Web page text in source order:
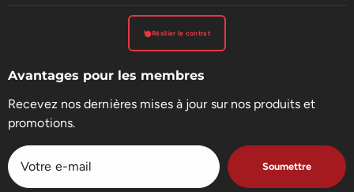
Résilier le contrat
Avantages pour les membres
Recevez nos dernières mises à jour sur nos produits et
promotions.
Soumettre